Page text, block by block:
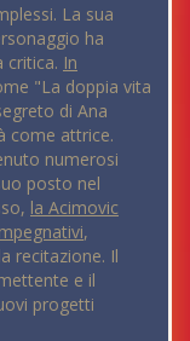
La sua
ha
critica. In
"La doppia vita
di Ana
come attrice.
numerosi
posto nel
la Acimovic
,
recitazione. Il
e il
progetti